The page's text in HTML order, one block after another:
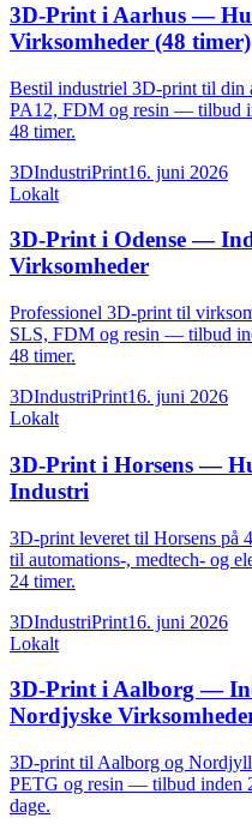
3D-Print i Aarhus —
Virksomheder (48 timer)
Bestil industriel 3D-print til din
PA12, FDM og resin — tilbud
48 timer.
3DIndustriPrint16. juni 2026
Lokalt
3D-Print i Odense —
Virksomheder
Professionel 3D-print til
SLS, FDM og resin — tilbud
48 timer.
3DIndustriPrint16. juni 2026
Lokalt
3D-Print i Horsens —
Industri
3D-print leveret til Horsens på
til automations-, medtech- og
24 timer.
3DIndustriPrint16. juni 2026
Lokalt
3D-Print i Aalborg —
Nordjyske
3D-print til Aalborg og
PETG og resin — tilbud inden
dage.